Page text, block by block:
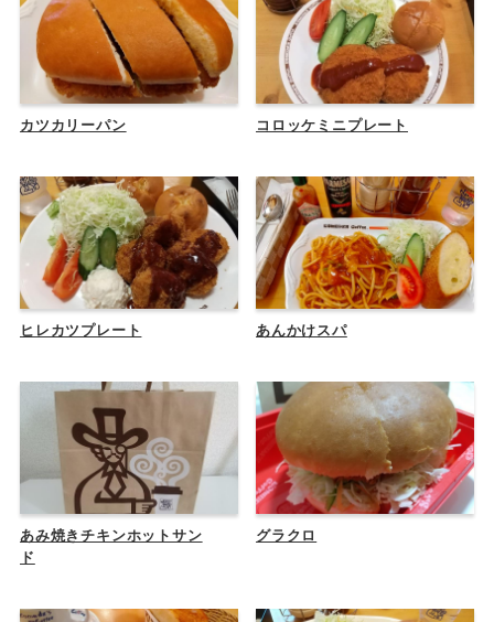
カツカリーパン コロッケミニプレート
ヒレカツプレート あんかけスパ
あみ焼きチキンホットサン
ド
グラクロ